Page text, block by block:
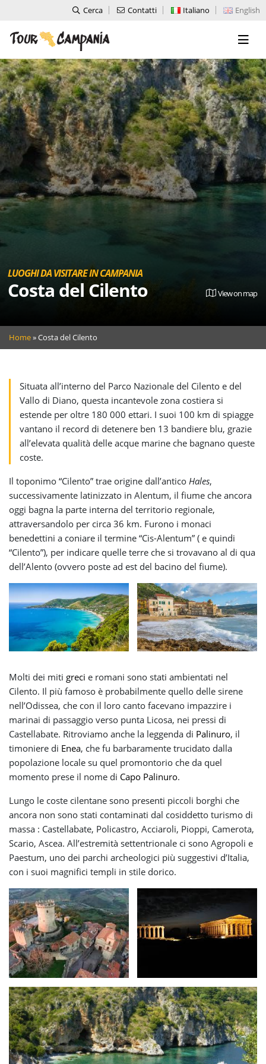
Cerca Contatti Italiano English
LUOGHI DA VISITARE IN CAMPANIA
Costa del Cilento View on map
Home»Costa del Cilento
Situata all’interno del Parco Nazionale del Cilento e del
Vallo di Diano, questa incantevole zona costiera si
estende per oltre 180 000 ettari. I suoi 100 km di spiagge
vantano il record di detenere ben 13 bandiere blu, grazie
all’elevata qualità delle acque marine che bagnano queste
coste.
Il toponimo “Cilento” trae origine dall’antico Hales,
successivamente latinizzato in Alentum, il fiume che ancora
oggi bagna la parte interna del territorio regionale,
attraversandolo per circa 36 km. Furono i monaci
benedettini a coniare il termine “Cis-Alentum” ( e quindi
“Cilento”), per indicare quelle terre che si trovavano al di qua
dell’Alento (ovvero poste ad est del bacino del fiume).
Molti dei miti greci e romani sono stati ambientati nel
Cilento. Il più famoso è probabilmente quello delle sirene
nell’Odissea, che con il loro canto facevano impazzire i
marinai di passaggio verso punta Licosa, nei pressi di
Castellabate. Ritroviamo anche la leggenda di Palinuro, il
timoniere di Enea, che fu barbaramente trucidato dalla
popolazione locale su quel promontorio che da quel
momento prese il nome di Capo Palinuro.
Lungo le coste cilentane sono presenti piccoli borghi che
ancora non sono stati contaminati dal cosiddetto turismo di
massa : Castellabate, Policastro, Acciaroli, Pioppi, Camerota,
Scario, Ascea. All’estremità settentrionale ci sono Agropoli e
Paestum, uno dei parchi archeologici più suggestivi d’Italia,
con i suoi magnifici templi in stile dorico.